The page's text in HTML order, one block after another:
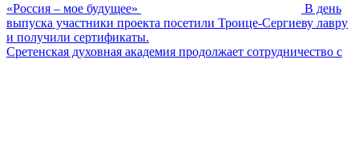
«Россия – мое будущее»
В день
выпуска участники проекта посетили Троице-Сергиеву лавру
и получили сертификаты.
Сретенская духовная академия продолжает сотрудничество с